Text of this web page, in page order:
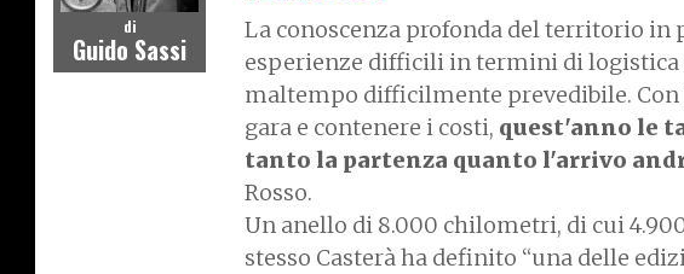
La conoscenza profonda del territorio in
esperienze difficili in termini di logistica
maltempo difficilmente prevedibile.
gara e contenere i costi, quest'anno le
tanto la partenza quanto l'arrivo
Rosso.
Un anello di 8.000 chilometri, di cui
stesso Casterà ha definito “una delle
di
Guido Sassi